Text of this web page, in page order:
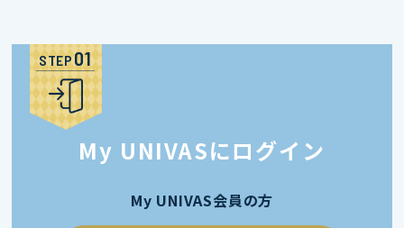
STEP
My UNIVASにログイン
My UNIVAS会員の方